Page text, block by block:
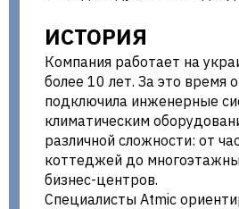
ИСТОРИЯ
Компания работает на
более 10 лет. За это время
подключила инженерные
климатическим
различной сложности: от
коттеджей до
бизнес-центров.
Специалисты Atmic